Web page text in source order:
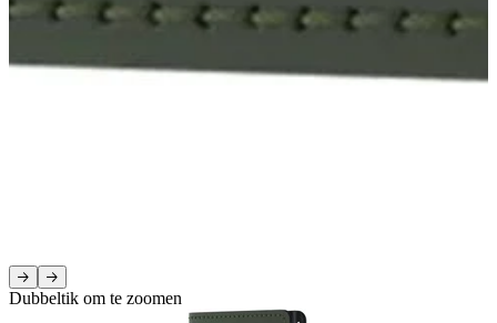
Dubbeltik om te zoomen